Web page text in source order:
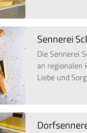
Sennerei
Die Sennerei
an regionalen
Liebe und